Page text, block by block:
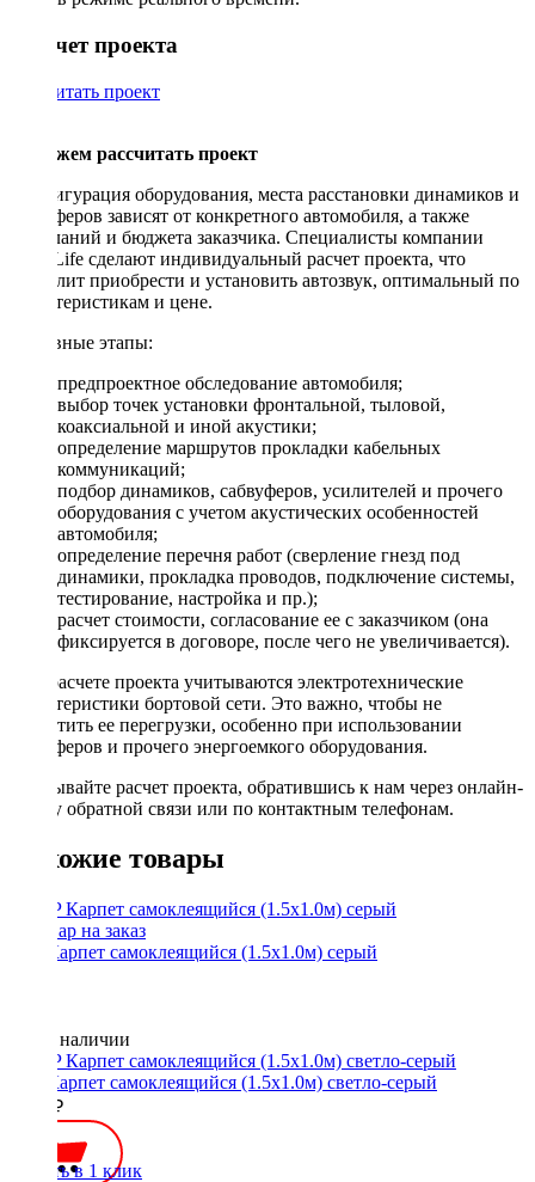
Рассчет проекта
Рассчитать проект
Поможем рассчитать проект
Конфигурация оборудования, места расстановки динамиков и
сабвуферов зависят от конкретного автомобиля, а также
пожеланий и бюджета заказчика. Специалисты компании
DriveLife сделают индивидуальный расчет проекта, что
позволит приобрести и установить автозвук, оптимальный по
характеристикам и цене.
Основные этапы:
предпроектное обследование автомобиля;
выбор точек установки фронтальной, тыловой,
коаксиальной и иной акустики;
определение маршрутов прокладки кабельных
коммуникаций;
подбор динамиков, сабвуферов, усилителей и прочего
оборудования с учетом акустических особенностей
автомобиля;
определение перечня работ (сверление гнезд под
динамики, прокладка проводов, подключение системы,
тестирование, настройка и пр.);
расчет стоимости, согласование ее с заказчиком (она
фиксируется в договоре, после чего не увеличивается).
При расчете проекта учитываются электротехнические
характеристики бортовой сети. Это важно, чтобы не
допустить ее перегрузки, особенно при использовании
сабвуферов и прочего энергоемкого оборудования.
Заказывайте расчет проекта, обратившись к нам через онлайн-
форму обратной связи или по контактным телефонам.
Похожие товары
STP Карпет самоклеящийся (1.5х1.0м) серый
Нет в наличии
STP Карпет самоклеящийся (1.5х1.0м) светло-серый
1300 ₽
Купить в 1 клик